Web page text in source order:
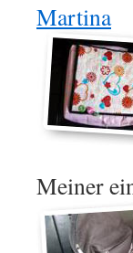
Martina
Meiner